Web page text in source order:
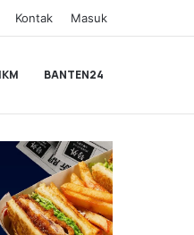
Kontak Masuk
BANTEN24